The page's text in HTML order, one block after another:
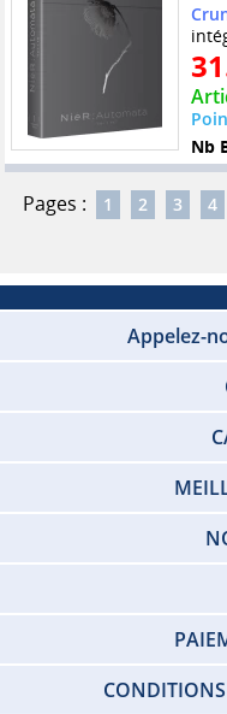
Nb
Pages : 1 2 3 4
Appelez-
CONDITIONS